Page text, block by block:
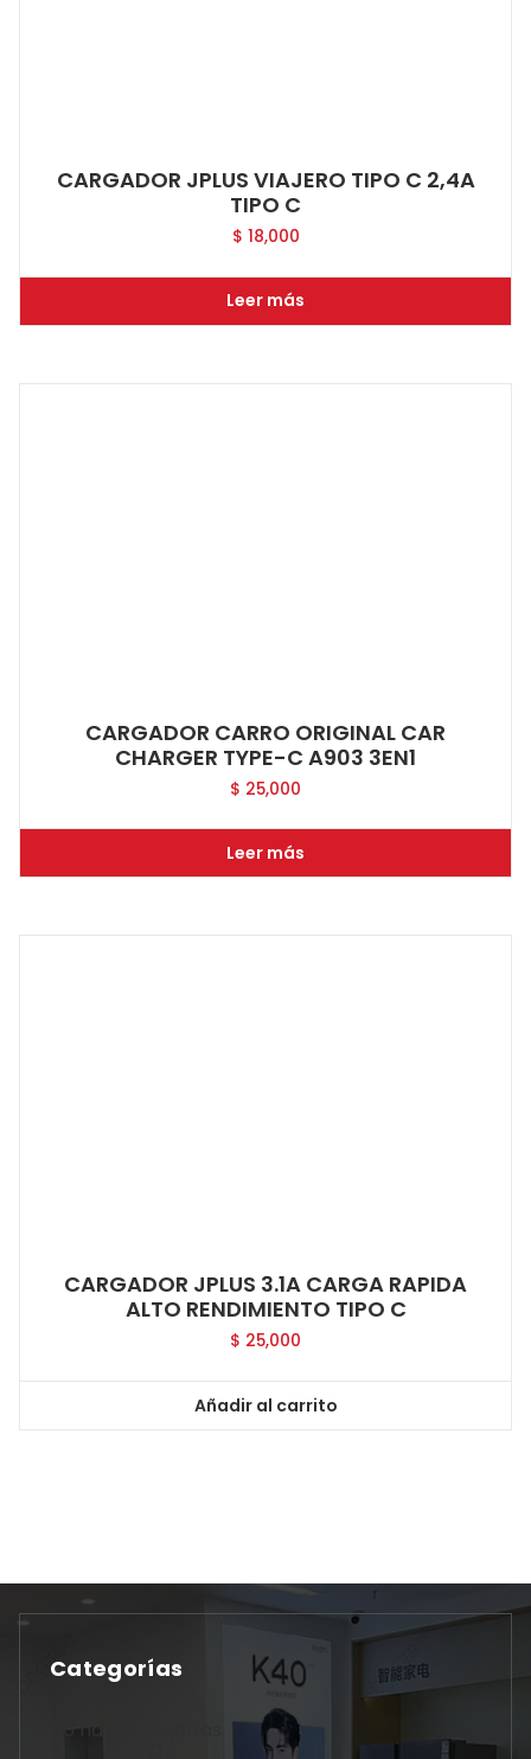
CARGADOR JPLUS VIAJERO TIPO C 2,4A
TIPO C
$ 18,000
Leer más
CARGADOR CARRO ORIGINAL CAR
CHARGER TYPE-C A903 3EN1
$ 25,000
Leer más
CARGADOR JPLUS 3.1A CARGA RAPIDA
ALTO RENDIMIENTO TIPO C
$ 25,000
Añadir al carrito
Categorías
No hay categorías